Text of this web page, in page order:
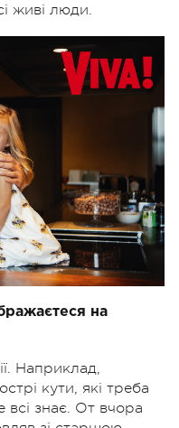
живі люди.
на
Наприклад,
кути, які треба
всі знає. От вчора